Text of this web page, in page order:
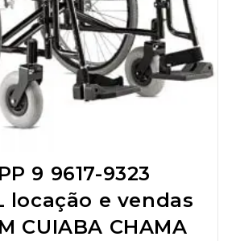
9 9617-9323
locação e vendas
CUIABA CHAMA